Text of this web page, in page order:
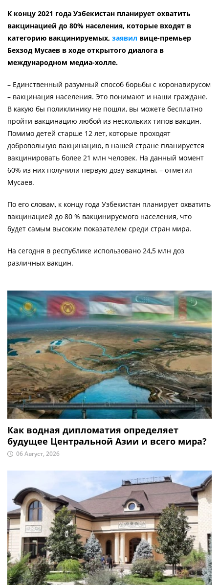
К концу 2021 года Узбекистан планирует охватить
вакцинацией до 80% населения, которые входят в
категорию вакцинируемых, заявил вице-премьер
Бехзод Мусаев в ходе открытого диалога в
международном медиа-холле.
– Единственный разумный способ борьбы с коронавирусом
– вакцинация населения. Это понимают и наши граждане.
В какую бы поликлинику не пошли, вы можете бесплатно
пройти вакцинацию любой из нескольких типов вакцин.
Помимо детей старше 12 лет, которые проходят
добровольную вакцинацию, в нашей стране планируется
вакцинировать более 21 млн человек. На данный момент
60% из них получили первую дозу вакцины, – отметил
Мусаев.
По его словам, к концу года Узбекистан планирует охватить
вакцинацией до 80 % вакцинируемого населения, что
будет самым высоким показателем среди стран мира.
На сегодня в республике использовано 24,5 млн доз
различных вакцин.
Как водная дипломатия определяет
будущее Центральной Азии и всего мира?
06 Август, 2026